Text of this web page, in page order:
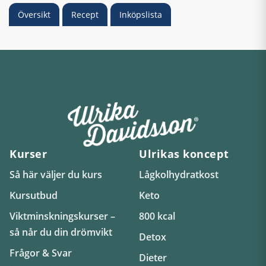
Översikt Recept Inköpslista
Kurser
Så här väljer du kurs
Kursutbud
Viktminskningskurser –
så når du din drömvikt
Frågor & Svar
Ulrikas koncept
Lågkolhydratkost
Keto
800 kcal
Detox
Dieter